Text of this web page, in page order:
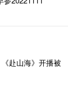
赴山海》开播被